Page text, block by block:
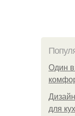
Один в
для